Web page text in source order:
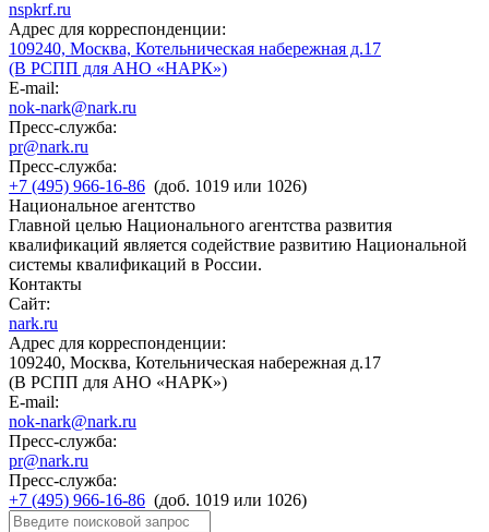
nspkrf.ru
Адрес для корреспонденции:
109240, Москва, Котельническая набережная д.17
(В РСПП для АНО «НАРК»)
E-mail:
nok-nark@nark.ru
Пресс-служба:
pr@nark.ru
Пресс-служба:
+7 (495) 966-16-86 (доб. 1019 или 1026)
Национальное агентство
Главной целью Национального агентства развития
квалификаций является содействие развитию Национальной
системы квалификаций в России.
Контакты
Сайт:
nark.ru
Адрес для корреспонденции:
109240, Москва, Котельническая набережная д.17
(В РСПП для АНО «НАРК»)
E-mail:
nok-nark@nark.ru
Пресс-служба:
pr@nark.ru
Пресс-служба:
+7 (495) 966-16-86 (доб. 1019 или 1026)